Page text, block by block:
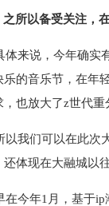
之所以备受关注，
体来说，今年确实
乐的音乐节，在年
，也放大了z世代重
以我们可以在此次
还体现在大融城以
在今年1月，基于